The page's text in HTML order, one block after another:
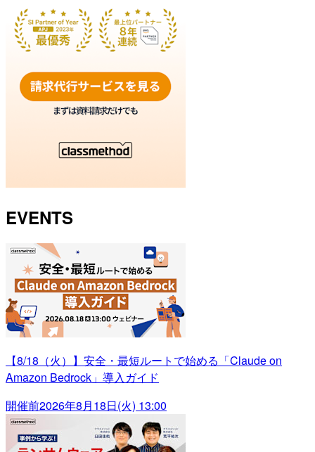
EVENTS
【8/18（火）】安全・最短ルートで始める「Claude on
Amazon Bedrock」導入ガイド
開催前2026年8月18日(火) 13:00